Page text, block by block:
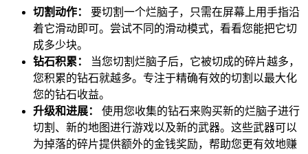
切割动作：
要切割一个烂脑子，只需在屏幕上用手指沿
着它滑动即可。尝试不同的滑动模式，看看您能把它切
成多少块。
钻石积累：
当您切割烂脑子后，它被切成的碎片越多，
您积累的钻石就越多。专注于精确有效的切割以最大化
您的钻石收益。
升级和进展：
使用您收集的钻石来购买新的烂脑子进行
切割、新的地图进行游戏以及新的武器。这些武器可以
为掉落的碎片提供额外的金钱奖励，帮助您更有效地赚